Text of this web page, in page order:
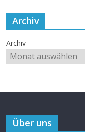
Archiv
Archiv
Über uns